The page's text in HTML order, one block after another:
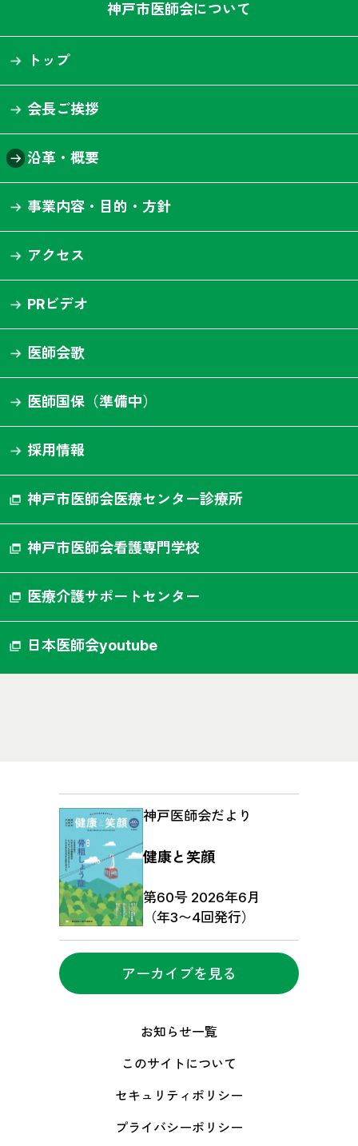
神戸市医師会について
トップ
会長ご挨拶
沿革・概要
事業内容・目的・方針
アクセス
PRビデオ
医師会歌
医師国保（準備中）
採用情報
神戸市医師会医療センター診療所
神戸市医師会看護専門学校
医療介護サポートセンター
日本医師会youtube
神戸医師会だより
健康と笑顔
第60号 2026年6月
（年3〜4回発行）
アーカイブを見る
お知らせ一覧
このサイトについて
セキュリティポリシー
プライバシーポリシー